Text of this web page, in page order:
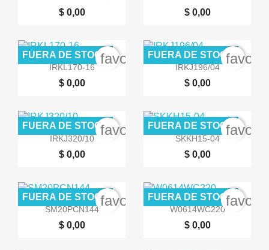
$ 0,00 $ 0,00
 Vista rápida
IRKL170-16
$ 0,00
FUERA DE STOCKfavorite_border
 Vista rápida
IRKJ196/04
$ 0,00
FUERA DE STOCK
 Vista rápida
IRKJ320/10
$ 0,00
FUERA DE STOCKfavorite_border
 Vista rápida
SKKH15-04
$ 0,00
FUERA DE STOCK
 Vista rápida
SM20PCN144
$ 0,00
FUERA DE STOCKfavorite_border
 Vista rápida
W0614WC220
$ 0,00
FUERA DE STOCK